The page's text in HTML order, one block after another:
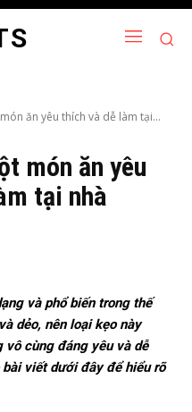
ăn yêu thích và dễ làm tại...
món ăn yêu
tại nhà
và phổ biến trong thế
dẻo, nên loại kẹo này
vô cùng đáng yêu và dễ
viết dưới đây để hiểu rõ